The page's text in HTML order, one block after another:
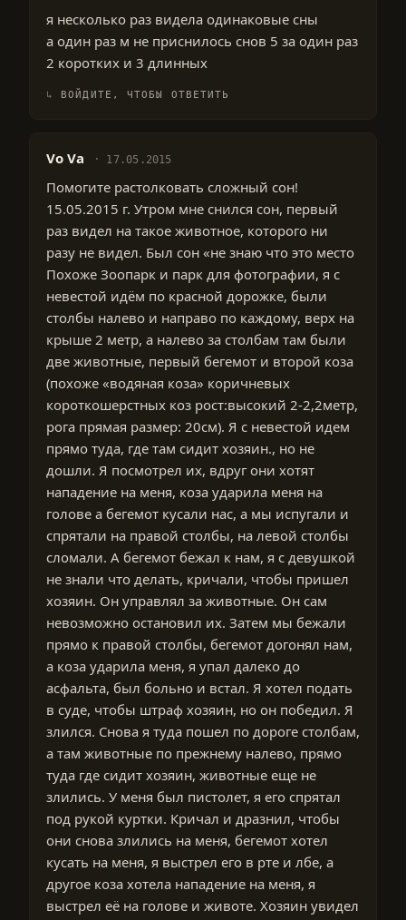
я несколько раз видела одинаковые сны
а один раз м не приснилось снов 5 за один раз
2 коротких и 3 длинных
ВОЙДИТЕ, ЧТОБЫ ОТВЕТИТЬ
Vo Va 17.05.2015
Помогите растолковать сложный сон!
15.05.2015 г. Утром мне снился сон, первый
раз видел на такое животное, которого ни
разу не видел. Был сон «не знаю что это место
Похоже Зоопарк и парк для фотографии, я с
невестой идём по красной дорожке, были
столбы налево и направо по каждому, верх на
крыше 2 метр, а налево за столбам там были
две животные, первый бегемот и второй коза
(похоже «водяная коза» коричневых
короткошерстных коз рост:высокий 2-2,2метр,
рога прямая размер: 20см). Я с невестой идем
прямо туда, где там сидит хозяин., но не
дошли. Я посмотрел их, вдруг они хотят
нападение на меня, коза ударила меня на
голове а бегемот кусали нас, а мы испугали и
спрятали на правой столбы, на левой столбы
сломали. А бегемот бежал к нам, я с девушкой
не знали что делать, кричали, чтобы пришел
хозяин. Он управлял за животные. Он сам
невозможно остановил их. Затем мы бежали
прямо к правой столбы, бегемот догонял нам,
а коза ударила меня, я упал далеко до
асфальта, был больно и встал. Я хотел подать
в суде, чтобы штраф хозяин, но он победил. Я
злился. Снова я туда пошел по дороге столбам,
а там животные по прежнему налево, прямо
туда где сидит хозяин, животные еще не
злились. У меня был пистолет, я его спрятал
под рукой куртки. Кричал и дразнил, чтобы
они снова злились на меня, бегемот хотел
кусать на меня, я выстрел его в рте и лбе, а
другое коза хотела нападение на меня, я
выстрел её на голове и животе. Хозяин увидел